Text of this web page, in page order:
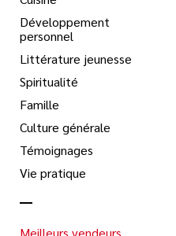
Développement
personnel
Littérature jeunesse
Spiritualité
Famille
Culture générale
Témoignages
Vie pratique
Meilleurs vendeurs